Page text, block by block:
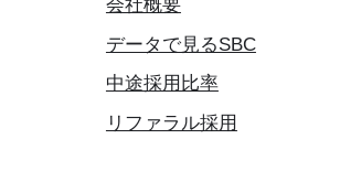
会社概要
データで見るSBC
中途採用比率
リファラル採用